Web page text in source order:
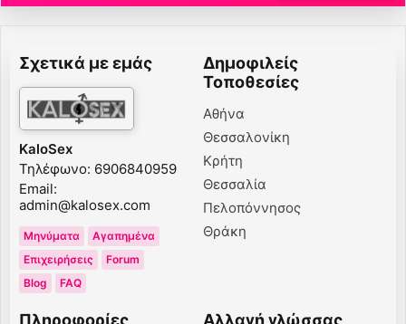
Σχετικά με εμάς
KaloSex
Τηλέφωνο: 6906840959
Email:
admin@kalosex.com
Μηνύματα
Αγαπημένα
Επιχειρήσεις
Forum
Blog
FAQ
Δημοφιλείς
Τοποθεσίες
Αθήνα
Θεσσαλονίκη
Κρήτη
Θεσσαλία
Πελοπόννησος
Θράκη
Πληροφορίες Αλλαγή γλώσσας